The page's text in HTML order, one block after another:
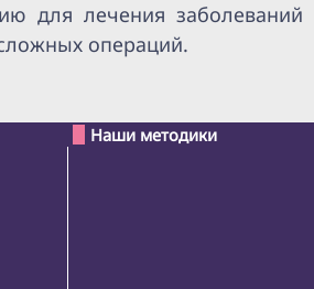
для лечения заболеваний
операций.
Наши методики